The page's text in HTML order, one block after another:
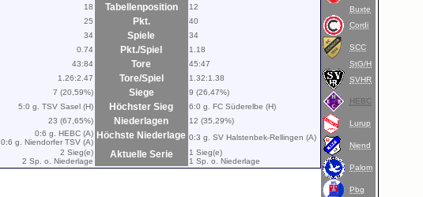
18
Tabellenposition
12
25
Pkt.
40
34
Spiele
34
0.74
Pkt./Spiel
1.18
43:84
Tore
45:47
1.26:2.47
Tore/Spiel
1.32:1.38
7 (20,59%)
Siege
9 (26,47%)
5:0 g. TSV Sasel (H)
Höchster Sieg
6:0 g. FC Süderelbe (H)
23 (67,65%)
Niederlagen
12 (35,29%)
0:6 g. HEBC (A)
0:6 g. Niendorfer TSV (A)
Höchste Niederlage 0:3 g. SV Halstenbek-Rellingen (A)
2 Sieg(e)
2 Sp. o. Niederlage
Aktuelle Serie
1 Sieg(e)
1 Sp. o. Niederlage
Buxte
Cordi
SCC
StG/H
SVHR
HEBC
Lurup
Niend
Palom
Pbg